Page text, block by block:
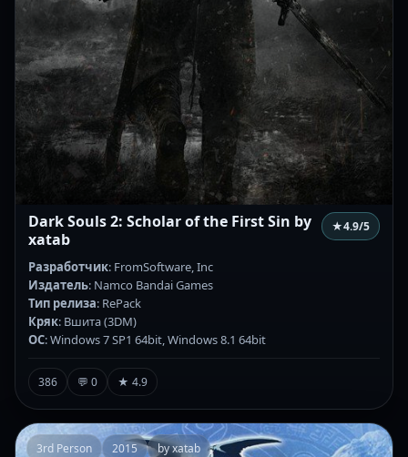
Dark Souls 2: Scholar of the First Sin by
xatab
★4.9/5
Разработчик: FromSoftware, Inc
Издатель: Namco Bandai Games
Тип релиза: RePack
Кряк: Вшита (3DM)
ОС: Windows 7 SP1 64bit, Windows 8.1 64bit
386 💬 0 ★ 4.9
3rd Person 2015 by xatab